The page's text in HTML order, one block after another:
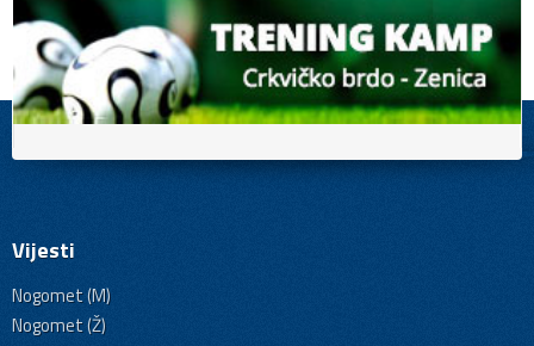
Vijesti
Nogomet (M)
Nogomet (Ž)